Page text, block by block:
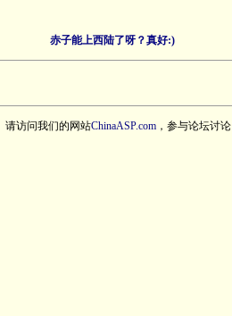
赤子能上西陆了呀？真好:)
请访问我们的网站ChinaASP.com，参与论坛讨论